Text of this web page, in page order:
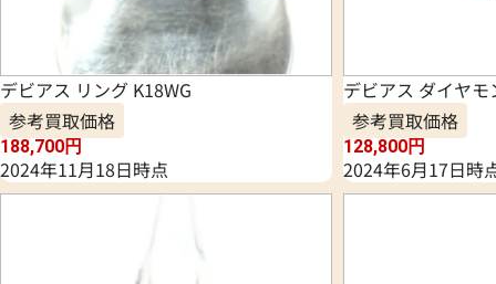
デビアス リング K18WG
参考買取価格
188,700円
2024年11月18日時点
デビアス ダイヤ
参考買取価格
128,800円
2024年6月17日時